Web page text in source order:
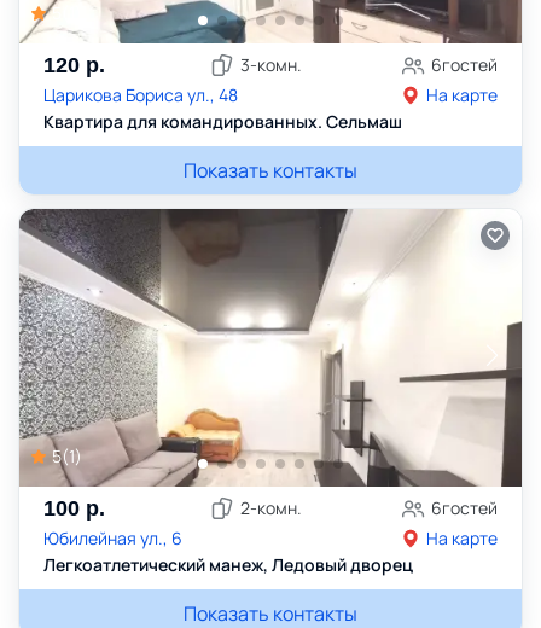
5
120 р. 3-комн. 6гостей
Царикова Бориса ул., 48
На карте
Квартира для командированных. Сельмаш
Показать контакты
5(1)
100 р. 2-комн. 6гостей
Юбилейная ул., 6
На карте
Легкоатлетический манеж, Ледовый дворец
Показать контакты